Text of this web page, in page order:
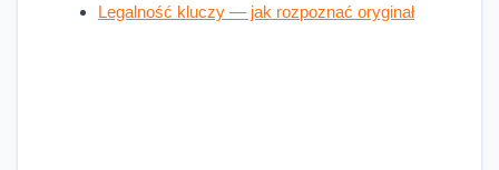
Legalność kluczy — jak rozpoznać oryginał